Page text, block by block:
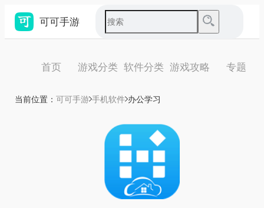
可可手游
首页 游戏分类 软件分类 游戏攻略 专题
当前位置： 可可手游 手机软件 办公学习